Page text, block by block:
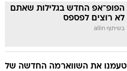
הפופ־אפ החדש בגלילות שאתם
לא רוצים לפספס
בשיתוף allin
טעמנו את השווארמה החדשה של